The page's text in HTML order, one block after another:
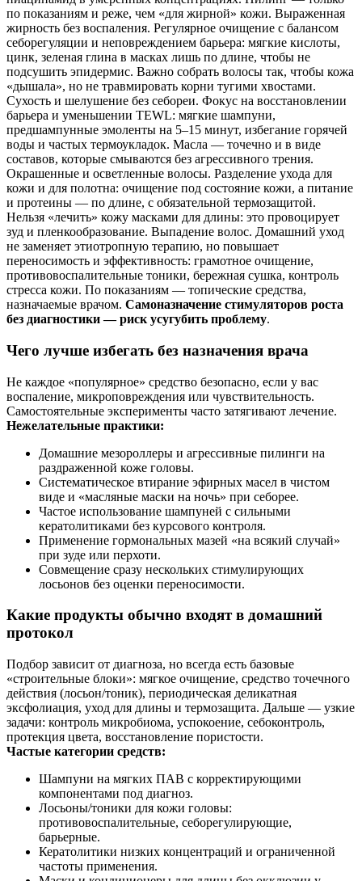
по показаниям и реже, чем «для жирной» кожи. Выраженная
жирность без воспаления. Регулярное очищение с балансом
себорегуляции и неповреждением барьера: мягкие кислоты,
цинк, зеленая глина в масках лишь по длине, чтобы не
подсушить эпидермис. Важно собрать волосы так, чтобы кожа
«дышала», но не травмировать корни тугими хвостами.
Сухость и шелушение без себореи. Фокус на восстановлении
барьера и уменьшении TEWL: мягкие шампуни,
предшампунные эмоленты на 5–15 минут, избегание горячей
воды и частых термоукладок. Масла — точечно и в виде
составов, которые смываются без агрессивного трения.
Окрашенные и осветленные волосы. Разделение ухода для
кожи и для полотна: очищение под состояние кожи, а питание
и протеины — по длине, с обязательной термозащитой.
Нельзя «лечить» кожу масками для длины: это провоцирует
зуд и пленкообразование. Выпадение волос. Домашний уход
не заменяет этиотропную терапию, но повышает
переносимость и эффективность: грамотное очищение,
противовоспалительные тоники, бережная сушка, контроль
стресса кожи. По показаниям — топические средства,
назначаемые врачом. Самоназначение стимуляторов роста
без диагностики — риск усугубить проблему.
Чего лучше избегать без назначения врача
Не каждое «популярное» средство безопасно, если у вас
воспаление, микроповреждения или чувствительность.
Самостоятельные эксперименты часто затягивают лечение.
Нежелательные практики:
Домашние мезороллеры и агрессивные пилинги на
раздраженной коже головы.
Систематическое втирание эфирных масел в чистом
виде и «масляные маски на ночь» при себорее.
Частое использование шампуней с сильными
кератолитиками без курсового контроля.
Применение гормональных мазей «на всякий случай»
при зуде или перхоти.
Совмещение сразу нескольких стимулирующих
лосьонов без оценки переносимости.
Какие продукты обычно входят в домашний
протокол
Подбор зависит от диагноза, но всегда есть базовые
«строительные блоки»: мягкое очищение, средство точечного
действия (лосьон/тоник), периодическая деликатная
эксфолиация, уход для длины и термозащита. Дальше — узкие
задачи: контроль микробиома, успокоение, себоконтроль,
протекция цвета, восстановление пористости.
Частые категории средств:
Шампуни на мягких ПАВ с корректирующими
компонентами под диагноз.
Лосьоны/тоники для кожи головы:
противовоспалительные, себорегулирующие,
барьерные.
Кератолитики низких концентраций и ограниченной
частоты применения.